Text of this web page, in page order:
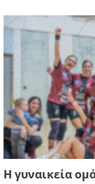
Η γυναικεία